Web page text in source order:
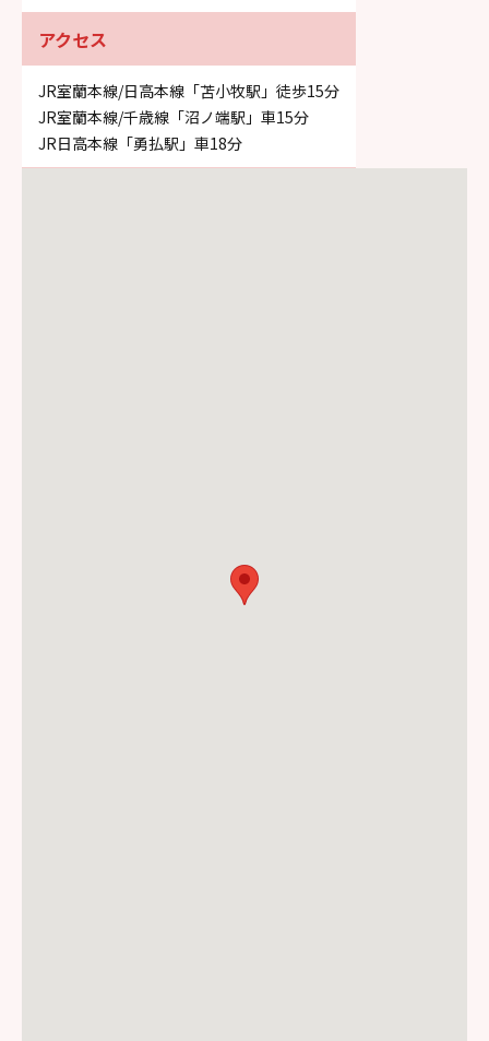
アクセス
JR室蘭本線/日高本線「苫小牧駅」徒歩15分
JR室蘭本線/千歳線「沼ノ端駅」車15分
JR日高本線「勇払駅」車18分